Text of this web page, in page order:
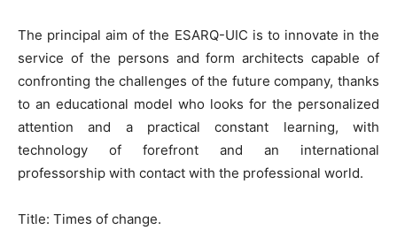
The principal aim of the ESARQ-UIC is to innovate in the
service of the persons and form architects capable of
confronting the challenges of the future company, thanks
to an educational model who looks for the personalized
attention and a practical constant learning, with
technology of forefront and an international
professorship with contact with the professional world.
Title: Times of change.